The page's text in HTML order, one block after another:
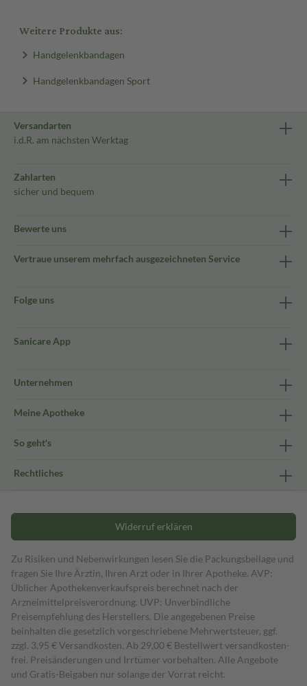
Weitere Produkte aus:
Handgelenkbandagen
Handgelenkbandagen Sport
Versandarten
i.d.R. am nächsten Werktag
Zahlarten
sicher und bequem
Bewerte uns
Vertraue unserem mehrfach ausgezeichneten Service
Folge uns
Sanicare App
Unternehmen
Meine Apotheke
So geht's
Rechtliches
Widerruf erklären
Zu Risiken und Nebenwirkungen lesen Sie die Packungsbeilage und
fragen Sie Ihre Ärztin, Ihren Arzt oder in Ihrer Apotheke. AVP:
Üblicher Apothekenverkaufspreis berechnet nach der
Arzneimittelpreisverordnung. UVP: Unverbindliche
Preisempfehlung des Herstellers. Die angegebenen Preise
beinhalten die gesetzlich vorgeschriebene Mehrwertsteuer, ggf.
zzgl. 3,95 € Versandkosten. Ab 29,00 € Bestell­wert versand­kosten­
frei. Preisänderungen und Irrtümer vorbehalten. Alle Angebote
und Gratis-Beigaben nur solange der Vorrat reicht.